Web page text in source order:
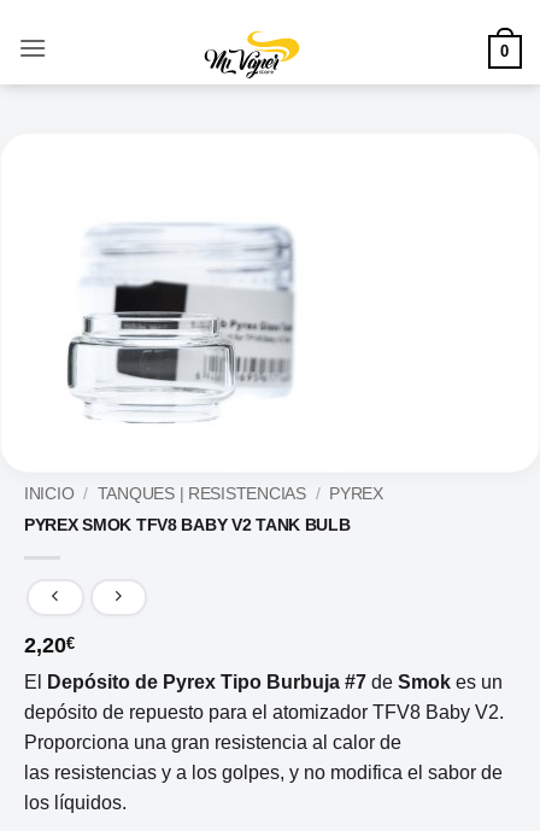
0
INICIO / TANQUES | RESISTENCIAS / PYREX
PYREX SMOK TFV8 BABY V2 TANK BULB
2,20€
El Depósito de Pyrex Tipo Burbuja #7 de Smok es un
depósito de repuesto para el atomizador TFV8 Baby V2.
Proporciona una gran resistencia al calor de
las resistencias y a los golpes, y no modifica el sabor de
los líquidos.